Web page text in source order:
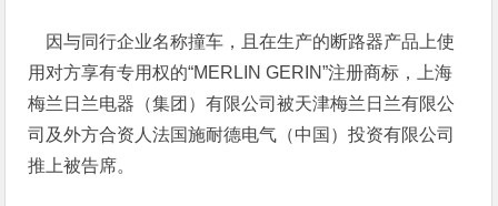
因与同行企业名称撞车，且在生产的断路器产品上使
用对方享有专用权的“MERLIN GERIN”注册商标，上海
梅兰日兰电器（集团）有限公司被天津梅兰日兰有限公
司及外方合资人法国施耐德电气（中国）投资有限公司
推上被告席。